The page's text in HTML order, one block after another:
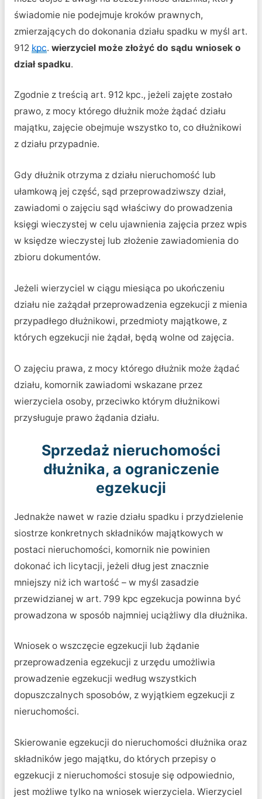
świadomie nie podejmuje kroków prawnych,
zmierzających do dokonania działu spadku w myśl art.
912 kpc. wierzyciel może złożyć do sądu wniosek o
dział spadku.
Zgodnie z treścią art. 912 kpc., jeżeli zajęte zostało
prawo, z mocy którego dłużnik może żądać działu
majątku, zajęcie obejmuje wszystko to, co dłużnikowi
z działu przypadnie.
Gdy dłużnik otrzyma z działu nieruchomość lub
ułamkową jej część, sąd przeprowadziwszy dział,
zawiadomi o zajęciu sąd właściwy do prowadzenia
księgi wieczystej w celu ujawnienia zajęcia przez wpis
w księdze wieczystej lub złożenie zawiadomienia do
zbioru dokumentów.
Jeżeli wierzyciel w ciągu miesiąca po ukończeniu
działu nie zażądał przeprowadzenia egzekucji z mienia
przypadłego dłużnikowi, przedmioty majątkowe, z
których egzekucji nie żądał, będą wolne od zajęcia.
O zajęciu prawa, z mocy którego dłużnik może żądać
działu, komornik zawiadomi wskazane przez
wierzyciela osoby, przeciwko którym dłużnikowi
przysługuje prawo żądania działu.
Sprzedaż nieruchomości
dłużnika, a ograniczenie
egzekucji
Jednakże nawet w razie działu spadku i przydzielenie
siostrze konkretnych składników majątkowych w
postaci nieruchomości, komornik nie powinien
dokonać ich licytacji, jeżeli dług jest znacznie
mniejszy niż ich wartość – w myśl zasadzie
przewidzianej w art. 799 kpc egzekucja powinna być
prowadzona w sposób najmniej uciążliwy dla dłużnika.
Wniosek o wszczęcie egzekucji lub żądanie
przeprowadzenia egzekucji z urzędu umożliwia
prowadzenie egzekucji według wszystkich
dopuszczalnych sposobów, z wyjątkiem egzekucji z
nieruchomości.
Skierowanie egzekucji do nieruchomości dłużnika oraz
składników jego majątku, do których przepisy o
egzekucji z nieruchomości stosuje się odpowiednio,
jest możliwe tylko na wniosek wierzyciela. Wierzyciel